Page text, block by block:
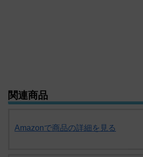
関連商品
Amazonで商品の詳細を見る